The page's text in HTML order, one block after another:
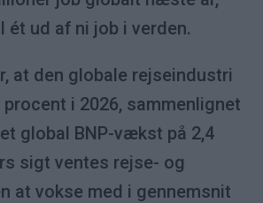
ét ud af ni job i verden.
at den globale rejseindustri
i 2026, sammenlignet
global BNP-vækst på 2,4
sigt ventes rejse- og
at vokse med i gennemsnit